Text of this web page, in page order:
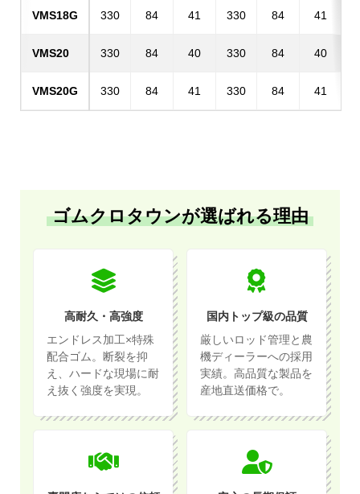
VMS18G 330 84 41 330 84 41
VMS20 330 84 40 330 84 40
VMS20G 330 84 41 330 84 41
ゴムクロタウンが選ばれる理由
高耐久・高強度
エンドレス加工×特殊
配合ゴム。断裂を抑
え、ハードな現場に耐
え抜く強度を実現。
国内トップ級の品質
厳しいロッド管理と農
機ディーラーへの採用
実績。高品質な製品を
産地直送価格で。